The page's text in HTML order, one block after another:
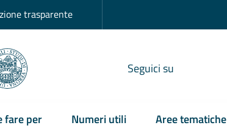
trasparente
Seguici su
fare per Numeri utili Aree tematiche